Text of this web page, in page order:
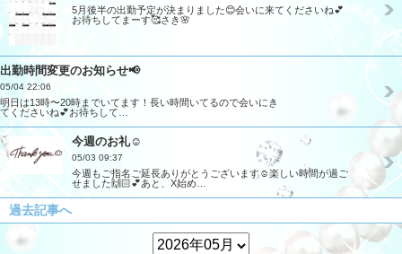
5月後半の出勤予定が決まりました😊会いに来てくださいね💕
お待ちしてまーす🥰さき🌸
出勤時間変更のお知らせ📢
05/04 22:06
明日は13時〜20時までいてます！長い時間いてるので会いにき
てくださいね💕お待ちして…
今週のお礼☺️
05/03 09:37
今週もご指名ご延長ありがとうございます☺️楽しい時間が過ご
せました🙌🏻💕あと、X始め…
過去記事へ